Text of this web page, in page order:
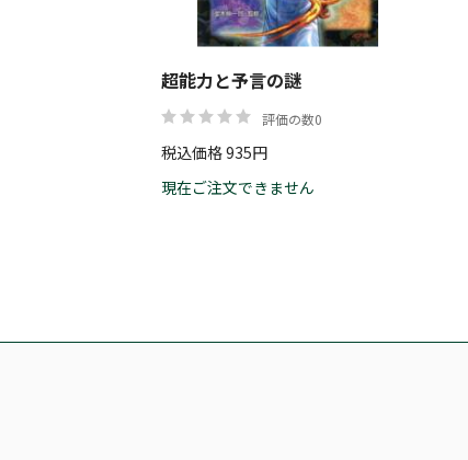
超能力と予言の謎
評価の数0
税込価格 935円
現在ご注文できません